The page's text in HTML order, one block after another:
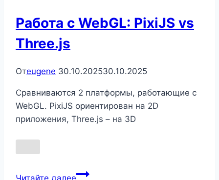
Работа с WebGL: PixiJS vs
Three.js
Отeugene 30.10.202530.10.2025
Сравниваются 2 платформы, работающие с
WebGL. PixiJS ориентирован на 2D
приложения, Three.js – на 3D
Работа